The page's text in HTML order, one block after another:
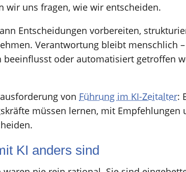
wir uns fragen, wie wir entscheiden.
Entscheidungen vorbereiten,
Verantwortung bleibt menschlich
oder automatisiert getroffen
von Führung im KI-Zeitalter:
müssen lernen, mit Empfehlungen
KI anders sind